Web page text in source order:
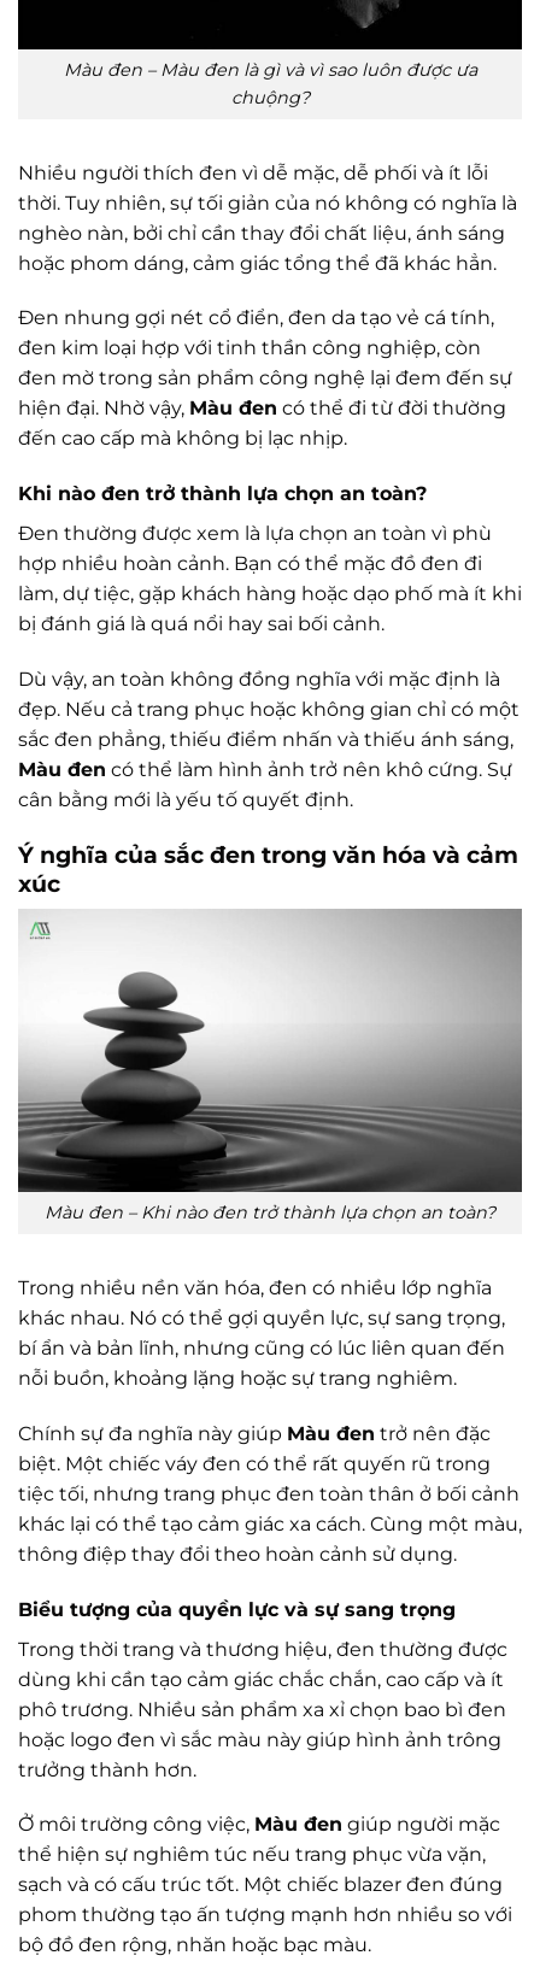
Màu đen – Màu đen là gì và vì sao luôn được ưa
chuộng?
Nhiều người thích đen vì dễ mặc, dễ phối và ít lỗi
thời. Tuy nhiên, sự tối giản của nó không có nghĩa là
nghèo nàn, bởi chỉ cần thay đổi chất liệu, ánh sáng
hoặc phom dáng, cảm giác tổng thể đã khác hẳn.
Đen nhung gợi nét cổ điển, đen da tạo vẻ cá tính,
đen kim loại hợp với tinh thần công nghiệp, còn
đen mờ trong sản phẩm công nghệ lại đem đến sự
hiện đại. Nhờ vậy, Màu đen có thể đi từ đời thường
đến cao cấp mà không bị lạc nhịp.
Khi nào đen trở thành lựa chọn an toàn?
Đen thường được xem là lựa chọn an toàn vì phù
hợp nhiều hoàn cảnh. Bạn có thể mặc đồ đen đi
làm, dự tiệc, gặp khách hàng hoặc dạo phố mà ít khi
bị đánh giá là quá nổi hay sai bối cảnh.
Dù vậy, an toàn không đồng nghĩa với mặc định là
đẹp. Nếu cả trang phục hoặc không gian chỉ có một
sắc đen phẳng, thiếu điểm nhấn và thiếu ánh sáng,
Màu đen có thể làm hình ảnh trở nên khô cứng. Sự
cân bằng mới là yếu tố quyết định.
Ý nghĩa của sắc đen trong văn hóa và cảm
xúc
Màu đen – Khi nào đen trở thành lựa chọn an toàn?
Trong nhiều nền văn hóa, đen có nhiều lớp nghĩa
khác nhau. Nó có thể gợi quyền lực, sự sang trọng,
bí ẩn và bản lĩnh, nhưng cũng có lúc liên quan đến
nỗi buồn, khoảng lặng hoặc sự trang nghiêm.
Chính sự đa nghĩa này giúp Màu đen trở nên đặc
biệt. Một chiếc váy đen có thể rất quyến rũ trong
tiệc tối, nhưng trang phục đen toàn thân ở bối cảnh
khác lại có thể tạo cảm giác xa cách. Cùng một màu,
thông điệp thay đổi theo hoàn cảnh sử dụng.
Biểu tượng của quyền lực và sự sang trọng
Trong thời trang và thương hiệu, đen thường được
dùng khi cần tạo cảm giác chắc chắn, cao cấp và ít
phô trương. Nhiều sản phẩm xa xỉ chọn bao bì đen
hoặc logo đen vì sắc màu này giúp hình ảnh trông
trưởng thành hơn.
Ở môi trường công việc, Màu đen giúp người mặc
thể hiện sự nghiêm túc nếu trang phục vừa vặn,
sạch và có cấu trúc tốt. Một chiếc blazer đen đúng
phom thường tạo ấn tượng mạnh hơn nhiều so với
bộ đồ đen rộng, nhăn hoặc bạc màu.